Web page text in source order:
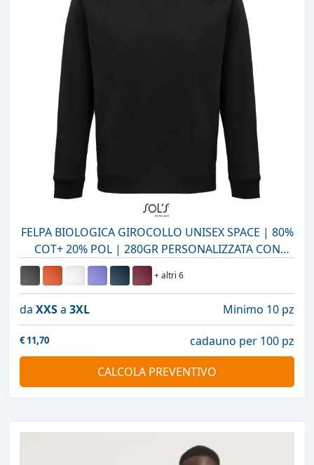
FELPA BIOLOGICA GIROCOLLO UNISEX SPACE | 80%
COT+ 20% POL | 280GR PERSONALIZZATA CON
STAMPA O RICAMO
+ altri 6
da XXSa 3XL Minimo 10 pz
€ 11,70
cadauno per 100 pz
CALCOLA PREVENTIVO